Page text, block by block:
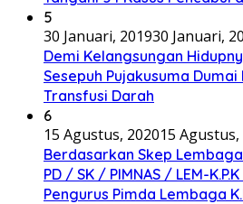
5
30 Januari, 201930 Januari,
Demi Kelangsungan
Sesepuh Pujakusuma Dumai
Transfusi Darah
6
15 Agustus, 202015 Agustus,
Berdasarkan Skep Lembaga
PD / SK / PIMNAS / LEM-
Pengurus Pimda Lembaga